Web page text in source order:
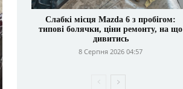
Слабкі місця Mazda 6 з пробігом:
типові болячки, ціни ремонту, на що
дивитись
8 Серпня 2026 04:57